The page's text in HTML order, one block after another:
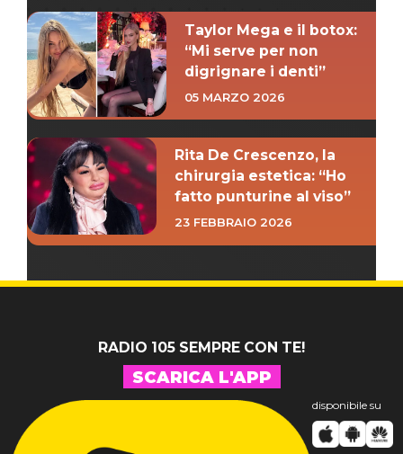
Taylor Mega e il botox:
“Mi serve per non
digrignare i denti”
05 MARZO 2026
Rita De Crescenzo, la
chirurgia estetica: “Ho
fatto punturine al viso”
23 FEBBRAIO 2026
RADIO 105 SEMPRE CON TE!
SCARICA L'APP
disponibile su